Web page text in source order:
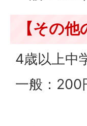
【その
4歳以上中
一般：200